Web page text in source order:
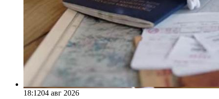
18:1204 авг 2026